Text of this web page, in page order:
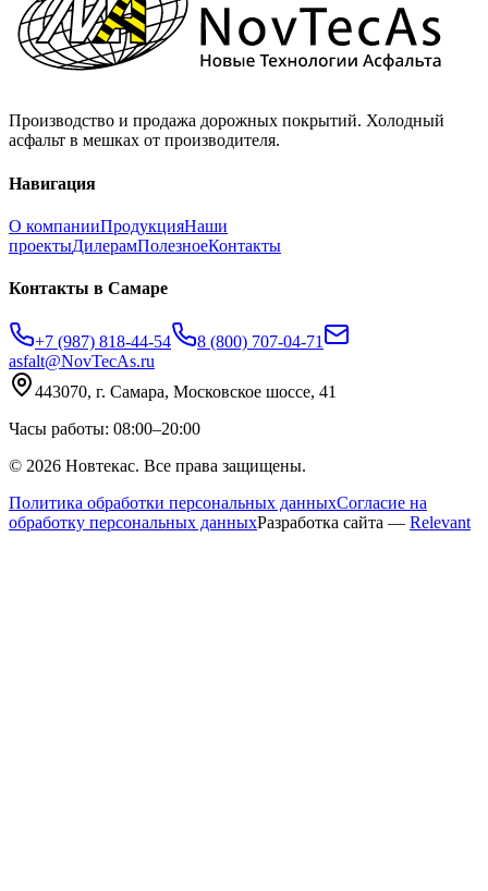
Производство и продажа дорожных покрытий. Холодный
асфальт в мешках от производителя.
Навигация
О компанииПродукцияНаши
проектыДилерамПолезноеКонтакты
Контакты в Самаре
+7 (987) 818-44-54
8 (800) 707-04-71
asfalt@NovTecAs.ru
443070, г. Самара, Московское шоссе, 41
Часы работы: 08:00–20:00
© 2026 Новтекас. Все права защищены.
Политика обработки персональных данныхСогласие на
обработку персональных данныхРазработка сайта — Relevant